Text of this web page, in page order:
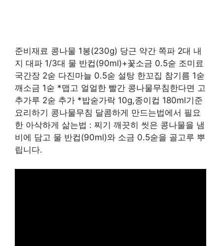
준비재료 콩나물 1봉(230g) 당근 약간 쪽파 2대 내
지 대파 1/3대 물 반컵(90ml)+꽃소금 0.5숟 조미료
국간장 2숟 다진마늘 0.5숟 설탕 한꼬집 참기름 1숟
깨소금 1숟 *맵고 얼얼한 빨간 콩나물무침한다면 고
추가루 2숟 추가 *밥숟가락 10g,종이컵 180ml기준
요리하기 콩나물무침 달콤하게 만드는법에서 필요
한 아삭하게 삶는법 : 찌기 깨끗히 씻은 콩나물을 냄
비에 담고 물 반컵(90ml)와 소금 0.5숟을 골고루 뿌
립니다.